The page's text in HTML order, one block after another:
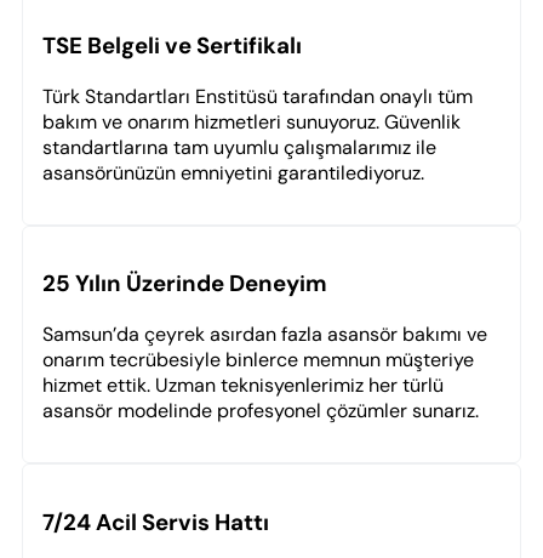
TSE Belgeli ve Sertifikalı
Türk Standartları Enstitüsü tarafından onaylı tüm
bakım ve onarım hizmetleri sunuyoruz. Güvenlik
standartlarına tam uyumlu çalışmalarımız ile
asansörünüzün emniyetini garantilediyoruz.
25 Yılın Üzerinde Deneyim
Samsun’da çeyrek asırdan fazla asansör bakımı ve
onarım tecrübesiyle binlerce memnun müşteriye
hizmet ettik. Uzman teknisyenlerimiz her türlü
asansör modelinde profesyonel çözümler sunarız.
7/24 Acil Servis Hattı